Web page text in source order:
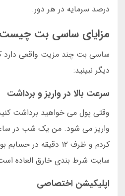
درصد سرمایه در هر دور.
مزایای ساسی بت
ساسی بت چند مزیت واقعی
دیگر نبینید:
سرعت بالا در واریز و برداشت
کردم و ظرف ۱۲ دقیقه
سایت شرط بندی خارق العاده
اپلیکیشن اختصاصی